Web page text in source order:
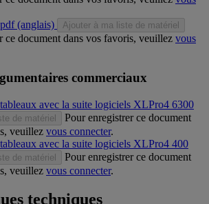
(anglais)
Ajouter à ma liste de matériel
ce document dans vos favoris, veuillez vous
commerciaux
avec la suite logiciels XLPro4 6300
de matériel
Pour enregistrer ce document
veuillez vous connecter.
avec la suite logiciels XLPro4 400
de matériel
Pour enregistrer ce document
veuillez vous connecter.
techniques